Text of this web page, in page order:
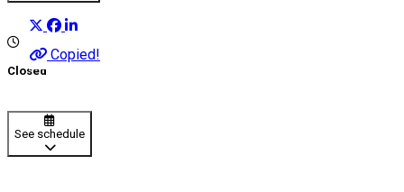
Copied!
Closed
See schedule